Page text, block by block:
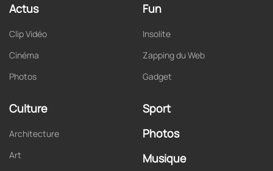
Actus
Clip Vidéo
Cinéma
Photos
Fun
Insolite
Zapping du Web
Gadget
Culture
Architecture
Art
Sport
Photos
Musique